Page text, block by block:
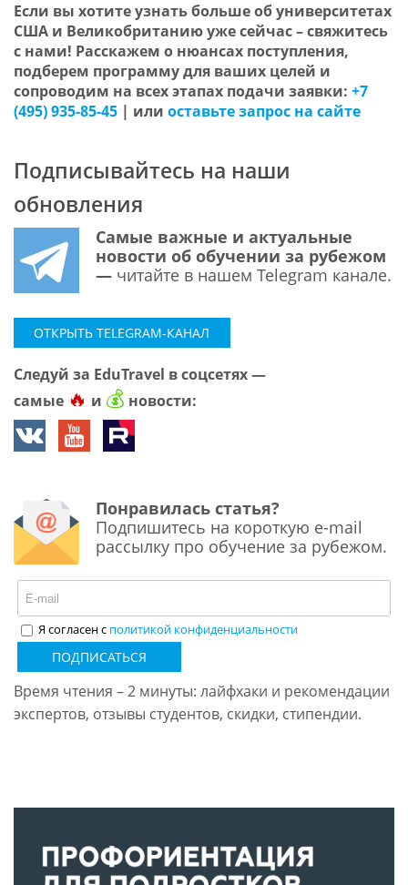
Если вы хотите узнать больше об университетах
США и Великобританию уже сейчас – свяжитесь
с нами! Расскажем о нюансах поступления,
подберем программу для ваших целей и
сопроводим на всех этапах подачи заявки: +7
(495) 935-85-45| или оставьте запрос на сайте
Подписывайтесь на наши
обновления
Самые важные и актуальные
новости об обучении за рубежом
— читайте в нашем Telegram канале.
ОТКРЫТЬ TELEGRAM-КАНАЛ
Следуй за EduTravel в соцсетях —
самые 🔥 и 💰 новости:
Понравилась статья?
Подпишитесь на короткую e-mail
рассылку про обучение за рубежом.
Я согласен с политикой конфиденциальности
ПОДПИСАТЬСЯ
Время чтения – 2 минуты: лайфхаки и рекомендации
экспертов, отзывы студентов, скидки, стипендии.